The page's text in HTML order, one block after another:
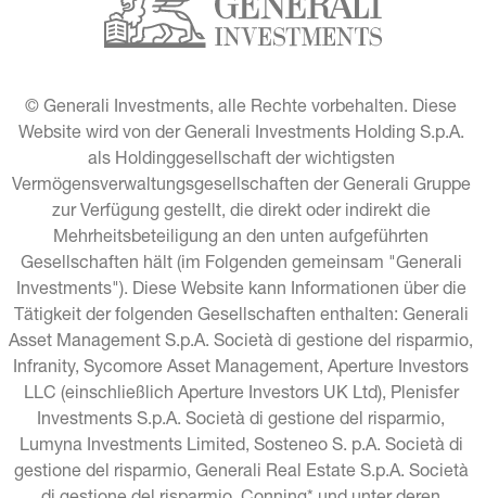
© Generali Investments, alle Rechte vorbehalten. Diese
Website wird von der Generali Investments Holding S.p.A.
als Holdinggesellschaft der wichtigsten
Vermögensverwaltungsgesellschaften der Generali Gruppe
zur Verfügung gestellt, die direkt oder indirekt die
Mehrheitsbeteiligung an den unten aufgeführten
Gesellschaften hält (im Folgenden gemeinsam "Generali
Investments"). Diese Website kann Informationen über die
Tätigkeit der folgenden Gesellschaften enthalten: Generali
Asset Management S.p.A. Società di gestione del risparmio,
Infranity, Sycomore Asset Management, Aperture Investors
LLC (einschließlich Aperture Investors UK Ltd), Plenisfer
Investments S.p.A. Società di gestione del risparmio,
Lumyna Investments Limited, Sosteneo S. p.A. Società di
gestione del risparmio, Generali Real Estate S.p.A. Società